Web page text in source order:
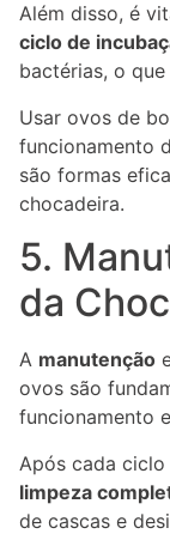
Além disso, é
ciclo de
bactérias, o
Usar ovos de
funcionamento
são formas
chocadeira.
5.
da
A manutenção
ovos são
funcionamento
Após cada
limpeza
de cascas e